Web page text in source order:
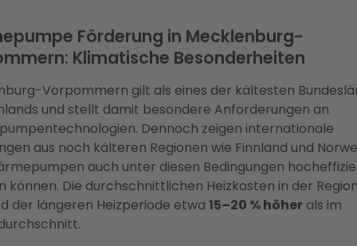
Förderung in Mecklenburg-
Klimatische Besonderheiten
Vorpommern gilt als eines der kältesten
und stellt damit besondere Anforderungen an
Dennoch zeigen internationale
aus noch kälteren Regionen wie Finnland und
auch unter diesen Bedingungen
können. Die durchschnittlichen Heizkosten in der
der längeren Heizperiode etwa 15–20 % höher als im